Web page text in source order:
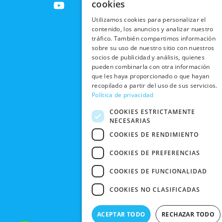
w
m
t
SOCIAL
TRABAJA
CON
NOSOTROS
NUESTRAS
TIENDAS
BLACK
FRIDAY
CONTACTO
RECOGIDA
EN TIENDA
DEVOLUCIONES
Y CAMBIOS
CANCELAR
PEDIDO
POLÍTICA DE
PRIVACIDAD
CONDICIONES
DE COMPRA
cookies
Utilizamos cookies para personalizar el
contenido, los anuncios y analizar nuestro
tráfico. También compartimos información
sobre su uso de nuestro sitio con nuestros
socios de publicidad y análisis, quienes
pueden combinarla con otra información
que les haya proporcionado o que hayan
recopilado a partir del uso de sus servicios.
Política de privacidad
COOKIES ESTRICTAMENTE
NECESARIAS
COOKIES DE RENDIMIENTO
COOKIES DE PREFERENCIAS
COOKIES DE FUNCIONALIDAD
COOKIES NO CLASIFICADAS
ACEPTAR TODO RECHAZAR TODO